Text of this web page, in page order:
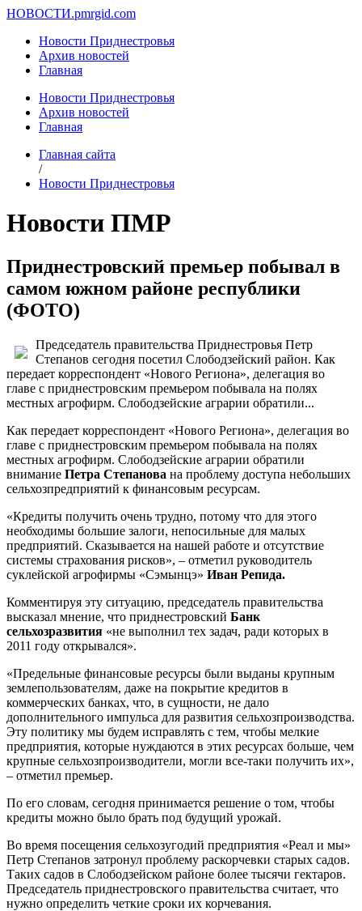
НОВОСТИ.pmrgid.com
Новости Приднестровья
Архив новостей
Главная
Новости Приднестровья
Архив новостей
Главная
Главная сайта
/
Новости Приднестровья
Новости ПМР
Приднестровский премьер побывал в
самом южном районе республики
(ФОТО)
Председатель правительства Приднестровья Петр
Степанов сегодня посетил Слободзейский район. Как
передает корреспондент «Нового Региона», делегация во
главе с приднестровским премьером побывала на полях
местных агрофирм. Слободзейские аграрии обратили...
Как передает корреспондент «Нового Региона», делегация во
главе с приднестровским премьером побывала на полях
местных агрофирм. Слободзейские аграрии обратили
внимание Петра Степанова на проблему доступа небольших
сельхозпредприятий к финансовым ресурсам.
«Кредиты получить очень трудно, потому что для этого
необходимы большие залоги, непосильные для малых
предприятий. Сказывается на нашей работе и отсутствие
системы страхования рисков», – отметил руководитель
суклейской агрофирмы «Сэмынцэ» Иван Репида.
Комментируя эту ситуацию, председатель правительства
высказал мнение, что приднестровский Банк
сельхозразвития «не выполнил тех задач, ради которых в
2011 году открывался».
«Предельные финансовые ресурсы были выданы крупным
землепользователям, даже на покрытие кредитов в
коммерческих банках, что, в сущности, не дало
дополнительного импульса для развития сельхозпроизводства.
Эту политику мы будем исправлять с тем, чтобы мелкие
предприятия, которые нуждаются в этих ресурсах больше, чем
крупные сельхозпроизводители, могли все-таки получить их»,
– отметил премьер.
По его словам, сегодня принимается решение о том, чтобы
кредиты можно было брать под будущий урожай.
Во время посещения сельхозугодий предприятия «Реал и мы»
Петр Степанов затронул проблему раскорчевки старых садов.
Таких садов в Слободзейском районе более тысячи гектаров.
Председатель приднестровского правительства считает, что
нужно определить четкие сроки их корчевания.